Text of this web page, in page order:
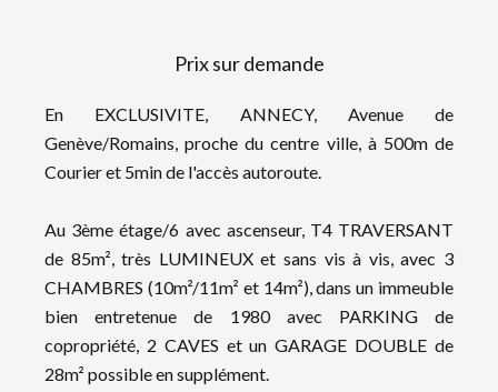
Prix sur demande
En EXCLUSIVITE, ANNECY, Avenue de
Genève/Romains, proche du centre ville, à 500m de
Courier et 5min de l'accès autoroute.
Au 3ème étage/6 avec ascenseur, T4 TRAVERSANT
de 85m², très LUMINEUX et sans vis à vis, avec 3
CHAMBRES (10m²/11m² et 14m²), dans un immeuble
bien entretenue de 1980 avec PARKING de
copropriété, 2 CAVES et un GARAGE DOUBLE de
28m² possible en supplément.